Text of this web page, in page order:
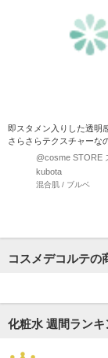
即スタメン入りした透明
さらさらテクスチャーな
る化粧水が苦手な私には
@cosme STORE
kubota
混合肌 / ブルベ
コスメデコルテの
化粧水 週間ランキ